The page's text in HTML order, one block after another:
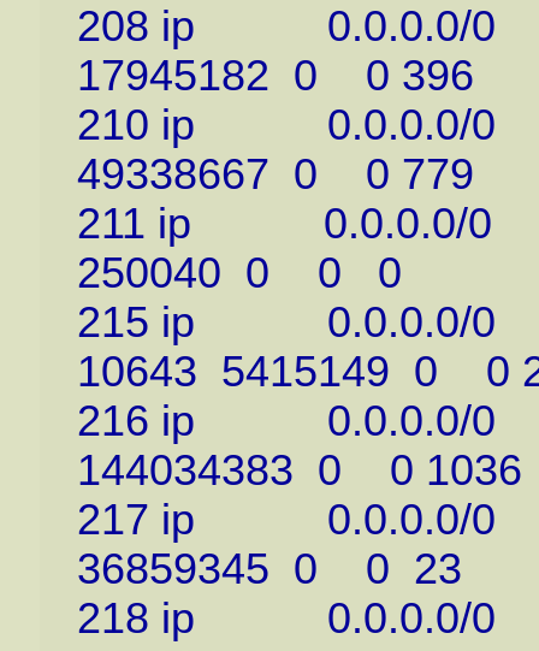
208 ip 0.0.0.0/0
17945182 0 0 396
210 ip 0.0.0.0/0
49338667 0 0 779
211 ip 0.0.0.0/0
250040 0 0 0
215 ip 0.0.0.0/0
10643 5415149 0 0
216 ip 0.0.0.0/0
144034383 0 0 1036
217 ip 0.0.0.0/0
36859345 0 0 23
218 ip 0.0.0.0/0